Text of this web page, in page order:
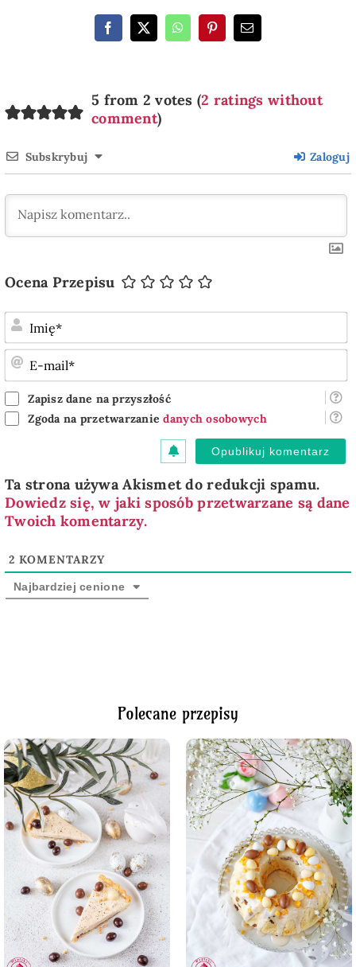
5 from 2 votes (2 ratings without
comment)
Subskrybuj Zaloguj
Ocena Przepisu
Zapisz dane na przyszłość
Zgoda na przetwarzaniedanych osobowych
Ta strona używa Akismet do redukcji spamu.
Dowiedz się, w jaki sposób przetwarzane są dane
Twoich komentarzy.
2 KOMENTARZY
Najbardziej cenione
Polecane przepisy